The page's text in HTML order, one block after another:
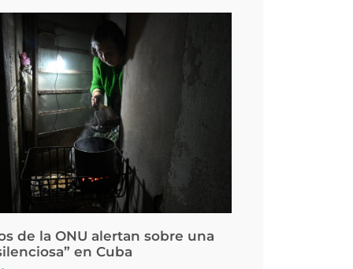
de la ONU alertan sobre una
en Cuba